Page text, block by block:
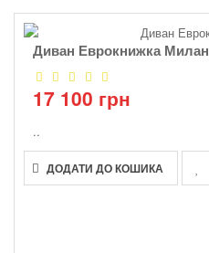
Диван Еврокнижка Милан
17 100 грн
..
ДОДАТИ ДО КОШИКА